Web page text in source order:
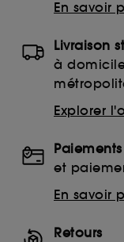
En savoir
Livraison
à
Explorer
et
En savoir
Retours